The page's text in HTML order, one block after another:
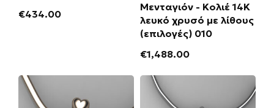
€434.00
Μενταγιόν - Κολιέ 14Κ
λευκό χρυσό με λίθους
(επιλογές) 010
€1,488.00